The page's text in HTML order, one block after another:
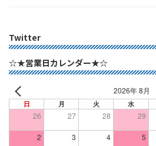
Twitter
☆★営業日カレンダー★☆
2026年 8月
日 月 火 水
26 27 28 29
2 3 4 5